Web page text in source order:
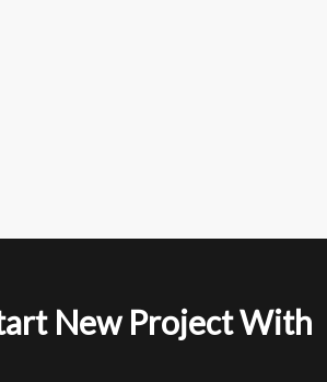
New Project With